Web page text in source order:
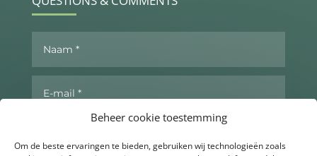
Beheer cookie toestemming
Om de beste ervaringen te bieden, gebruiken wij technologieën zoals